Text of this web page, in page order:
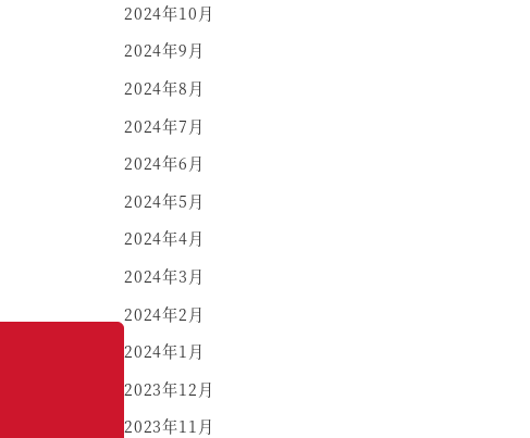
2024年10月
2024年9月
2024年8月
2024年7月
2024年6月
2024年5月
2024年4月
2024年3月
2024年2月
2024年1月
2023年12月
2023年11月